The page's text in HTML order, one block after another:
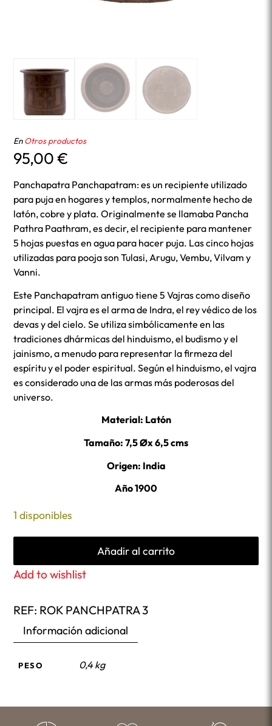
EnOtros productos
95,00€
Panchapatra Panchapatram: es un recipiente utilizado
para puja en hogares y templos, normalmente hecho de
latón, cobre y plata. Originalmente se llamaba Pancha
Pathra Paathram, es decir, el recipiente para mantener
5 hojas puestas en agua para hacer puja. Las cinco hojas
utilizadas para pooja son Tulasi, Arugu, Vembu, Vilvam y
Vanni.
Este Panchapatram antiguo tiene 5 Vajras como diseño
principal. El vajra es el arma de Indra, el rey védico de los
devas y del cielo. Se utiliza simbólicamente en las
tradiciones dhármicas del hinduismo, el budismo y el
jainismo, a menudo para representar la firmeza del
espíritu y el poder espiritual. Según el hinduismo, el vajra
es considerado una de las armas más poderosas del
universo.
Material: Latón
Tamaño: 7,5 Øx 6,5 cms
Origen: India
Año 1900
1 disponibles
Añadir al carrito
Add to wishlist
REF: ROK PANCHPATRA 3
Información adicional
PESO 0,4 kg